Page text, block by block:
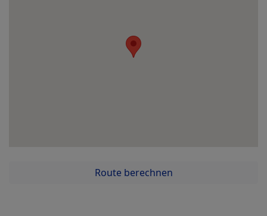
Route berechnen